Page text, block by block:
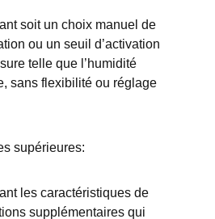
soit un choix manuel de
ou un seuil d’activation
telle que l’humidité
sans flexibilité ou réglage
supérieures:
les caractéristiques de
supplémentaires qui